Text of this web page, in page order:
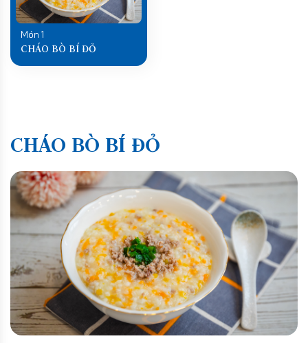
Món 1
CHÁO BÒ BÍ ĐỎ
CHÁO BÒ BÍ ĐỎ